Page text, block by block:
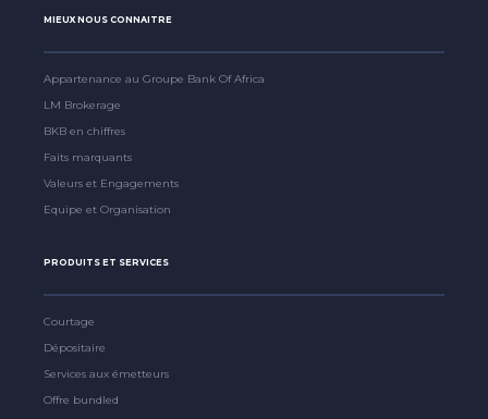
MIEUX NOUS CONNAITRE
Appartenance au Groupe Bank Of Africa
LM Brokerage
BKB en chiffres
Faits marquants
Valeurs et Engagements
Equipe et Organisation
PRODUITS ET SERVICES
Courtage
Dépositaire
Services aux émetteurs
Offre bundled